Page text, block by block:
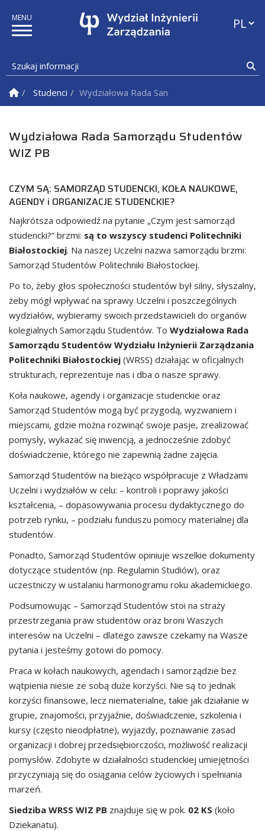
Szukaj informacji
Strona Główna
Studenci Wydziałowa Rada Samorządu Studentów
Wydziałowa Rada Samorządu Studentów
WIZ PB
CZYM SĄ: SAMORZĄD STUDENCKI, KOŁA NAUKOWE,
AGENDY i ORGANIZACJE STUDENCKIE?
Najkrótsza odpowiedź na pytanie „Czym jest samorząd
studencki?” brzmi: są to wszyscy studenci Politechniki
Białostockiej. Na naszej Uczelni nazwa samorządu brzmi:
Samorząd Studentów Politechniki Białostockiej.
Po to, żeby głos społeczności studentów był silny, słyszalny,
żeby mógł wpływać na sprawy Uczelni i poszczególnych
wydziałów, wybieramy swoich przedstawicieli do organów
kolegialnych Samorządu Studentów. To Wydziałowa Rada
Samorządu Studentów Wydziału Inżynierii Zarządzania
Politechniki Białostockiej (WRSS) działając w oficjalnych
strukturach, reprezentuje nas i dba o nasze sprawy.
Koła naukowe, agendy i organizacje studenckie oraz
Samorząd Studentów mogą być przygodą, wyzwaniem i
miejscami, gdzie można rozwinąć swoje pasje, zrealizować
pomysły, wykazać się inwencją, a jednocześnie zdobyć
doświadczenie, którego nie zapewnią żadne zajęcia.
Samorząd Studentów na bieżąco współpracuje z Władzami
Uczelni i wydziałów w celu: – kontroli i poprawy jakości
kształcenia, – dopasowywania procesu dydaktycznego do
potrzeb rynku, – podziału funduszu pomocy materialnej dla
studentów.
Ponadto, Samorząd Studentów opiniuje wszelkie dokumenty
dotyczące studentów (np. Regulamin Studiów), oraz
uczestniczy w ustalaniu harmonogramu roku akademickiego.
Podsumowując – Samorząd Studentów stoi na straży
przestrzegania praw studentów oraz broni Waszych
interesów na Uczelni – dlatego zawsze czekamy na Wasze
pytania i jesteśmy gotowi do pomocy.
Praca w kołach naukowych, agendach i samorządzie bez
wątpienia niesie ze sobą duże korzyści. Nie są to jednak
korzyści finansowe, lecz niematerialne, takie jak działanie w
grupie, znajomości, przyjaźnie, doświadczenie, szkolenia i
kursy (często nieodpłatne), wyjazdy, poznawanie zasad
organizacji i dobrej przedsiębiorczości, możliwość realizacji
pomysłów. Zdobyte w działalności studenckiej umiejętności
przyczyniają się do osiągania celów życiowych i spełniania
marzeń.
Siedziba WRSS WIZ PB znajduje się w pok. 02 KS (koło
Dziekanatu).